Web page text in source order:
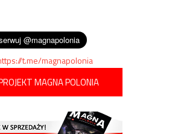
t.me/magnapolonia
MAGNA POLONIA